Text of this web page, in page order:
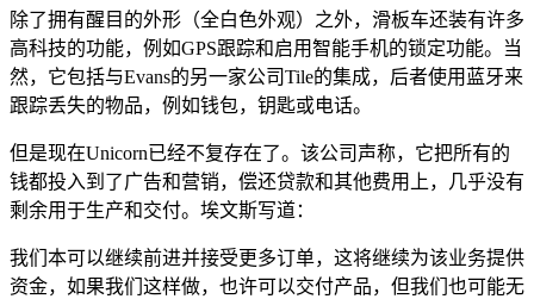
除了拥有醒目的外形（全白色外观）之外，滑板车还装有许多
高科技的功能，例如GPS跟踪和启用智能手机的锁定功能。当
然，它包括与Evans的另一家公司Tile的集成，后者使用蓝牙来
跟踪丢失的物品，例如钱包，钥匙或电话。
但是现在Unicorn已经不复存在了。该公司声称，它把所有的
钱都投入到了广告和营销，偿还贷款和其他费用上，几乎没有
剩余用于生产和交付。埃文斯写道：
我们本可以继续前进并接受更多订单，这将继续为该业务提供
资金，如果我们这样做，也许可以交付产品，但我们也可能无